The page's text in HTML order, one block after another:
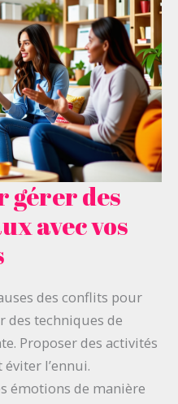
gérer des
avec vos
des conflits pour
des techniques de
Proposer des activités
l’ennui.
émotions de manière